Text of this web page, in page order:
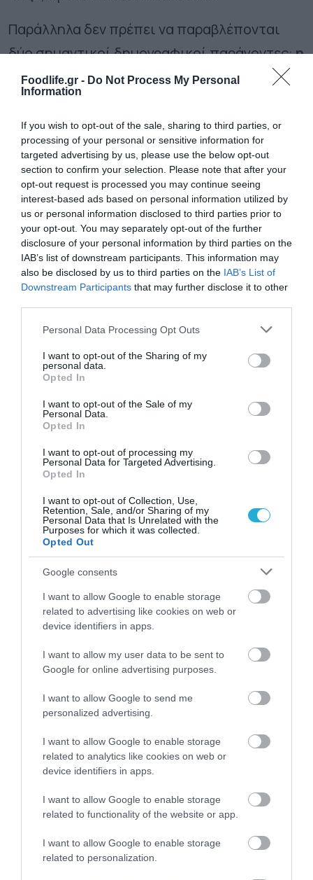
Foodlife.gr - Do Not Process My Personal
Information
If you wish to opt-out of the sale, sharing to third parties, or
processing of your personal or sensitive information for
targeted advertising by us, please use the below opt-out
section to confirm your selection. Please note that after your
opt-out request is processed you may continue seeing
interest-based ads based on personal information utilized by
us or personal information disclosed to third parties prior to
your opt-out. You may separately opt-out of the further
disclosure of your personal information by third parties on the
IAB’s list of downstream participants. This information may
also be disclosed by us to third parties on the IAB’s List of
Downstream Participants that may further disclose it to other
Please note that this website/app uses one or more Google
not limited to your visit or usage behaviour. You may click to
grant or deny consent to Google and its third-party tags to
use your data for below specified purposes in below Google
consent section.
Personal Data Processing Opt Outs
I want to opt-out of the Sharing of my
personal data.
Opted In
I want to opt-out of the Sale of my
Personal Data.
Opted In
I want to opt-out of processing my
Personal Data for Targeted Advertising.
Opted In
I want to opt-out of Collection, Use,
Retention, Sale, and/or Sharing of my
Personal Data that Is Unrelated with the
Purposes for which it was collected.
Opted Out
Google consents
I want to allow Google to enable storage
related to advertising like cookies on web or
device identifiers in apps.
I want to allow my user data to be sent to
Google for online advertising purposes.
I want to allow Google to send me
personalized advertising.
I want to allow Google to enable storage
related to analytics like cookies on web or
device identifiers in apps.
I want to allow Google to enable storage
related to functionality of the website or app.
I want to allow Google to enable storage
related to personalization.
Παράλληλα δεν πρέπει να παραβλέπονται
δύο σημαντικοί δημογραφικοί παράγοντες:η
αύξηση του αριθμού των γυναικών μεταξύ
των καταναλωτών αλκοόλ
αντιπροσωπεύουν την πλειοψηφία των
καταναλωτών άνω των 25 ετών στην άλλη
πλευρά του Ατλαντικού – και ηαύξηση της
εθνοτικής ποικιλομορφίας. «Όσοι πίνουν
αλκοόλ ανήκουν ολοένα και περισσότερο σε
δημογραφικές ομάδες που ιστορικά
κατανάλωναν πιο μετριοπαθώς», εξηγεί η
έκθεση. Η οποία μάλιστα φτάνει στο σημείο
ανδρών που καταναλώνουν αλκοόλ ήταν η
κύρια κινητήρια δύναμη της μείωσης της
κατανάλωσης αλκοόλ μεταξύ των νέων τα
τελευταία είκοσι χρόνια». Ομοίως, στις ΗΠΑ,
οι μαύροι, οι Ασιάτες και οι Λατίνοι
καταναλωτές αντιπροσωπεύουν πλέον το
50% της Γενιάς Ζ, σε σύγκριση με το 29% της
γενιάς των Boomer. «Οι λευκοί άνδρες πίνουν
διπλάσια ποσότητα από τον μέσο μαύρο
άνδρα και τέσσερις φορές περισσότερο από
τη μέση Λατίνα γυναίκα», σημειώνει η
μελέτη, δηλώνοντας ότι αυτός είναι «ο πιο
σαφής λόγος για τον οποίο η Γενιά Ζ πίνει
λιγότερο από τις προηγούμενες γενιές».
μπορούσαν επίσης να ρίξουν φως
σε
, όπως η
αυξανόμενη ελκυστικότητα των λευκών
κρασιών – που συχνά προτιμούν οι γυναίκες –
ή η άνοδος των οινοπνευματωδών ποτών,
που προτιμούν ορισμένες αναδυόμενες
εθνοτικές ομάδες. Αντιμέτωπες με αυτό το